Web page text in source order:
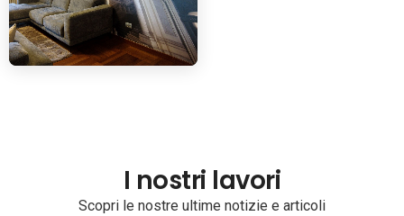
I nostri lavori
Scopri le nostre ultime notizie e articoli